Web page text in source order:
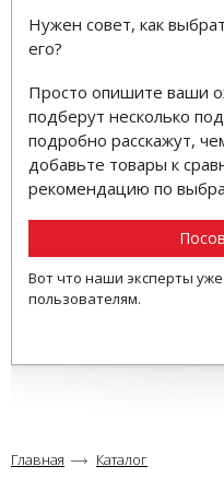
Нужен совет, как
его?
Просто опишите ваши
подберут несколько
подробно расскажут,
добавьте товары к
рекомендацию по
Вот что наши эксперты уже
пользователям.
Главная Каталог